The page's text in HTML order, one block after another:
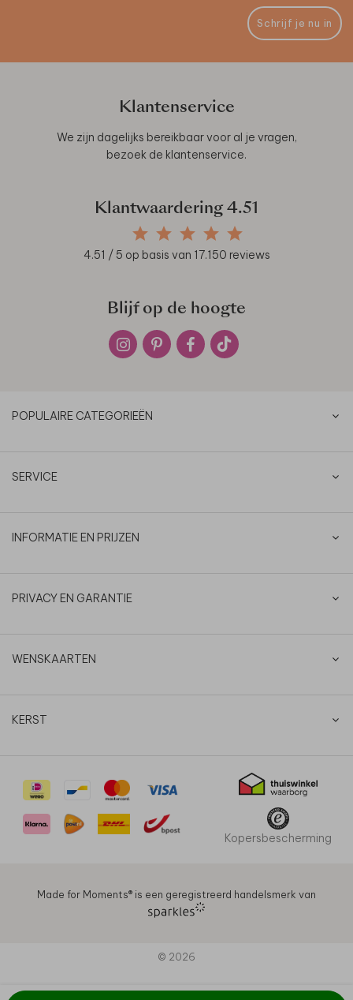
Schrijf je nu in
Klantenservice
We zijn dagelijks bereikbaar voor al je vragen,
bezoek de klantenservice.
Klantwaardering 4.51
4.51 / 5 op basis van 17.150 reviews
Blijf op de hoogte
POPULAIRE CATEGORIEËN
SERVICE
INFORMATIE EN PRIJZEN
PRIVACY EN GARANTIE
WENSKAARTEN
KERST
Kopersbescherming
Made for Moments®️ is een geregistreerd handelsmerk van
© 2026